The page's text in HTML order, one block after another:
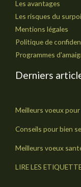
Les avantages
Les risques du
Mentions légales
Politique de
Programmes
Derniers
Meilleurs voeux
Conseils pour bien
Meilleurs voeux
LIRE LES